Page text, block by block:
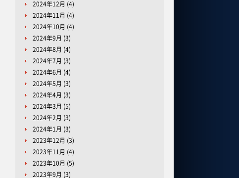
2024年12月 (4)
2024年11月 (4)
2024年10月 (4)
2024年9月 (3)
2024年8月 (4)
2024年7月 (3)
2024年6月 (4)
2024年5月 (3)
2024年4月 (3)
2024年3月 (5)
2024年2月 (3)
2024年1月 (3)
2023年12月 (3)
2023年11月 (4)
2023年10月 (5)
2023年9月 (3)